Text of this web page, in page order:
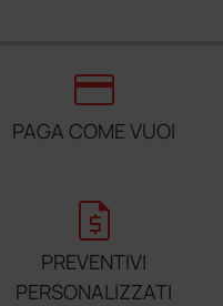
credit_card
PAGA COME VUOI
request_quote
PREVENTIVI
PERSONALIZZATI